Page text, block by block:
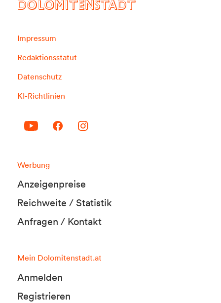
DOLOMITENSTADT
Impressum
Redaktionsstatut
Datenschutz
KI-Richtlinien
Werbung
Anzeigenpreise
Reichweite / Statistik
Anfragen / Kontakt
Mein Dolomitenstadt.at
Anmelden
Registrieren